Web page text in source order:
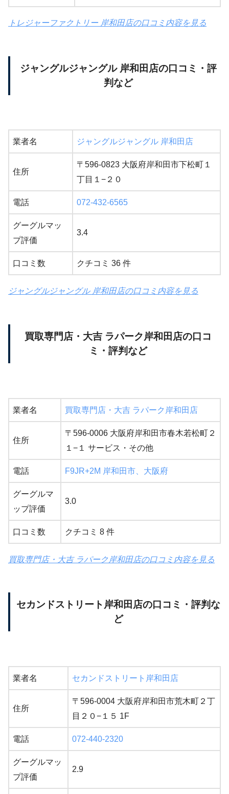
トレジャーファクトリー 岸和田店の口コミ内容を見る
ジャングルジャングル 岸和田店の口コミ・評
判など
業者名 ジャングルジャングル 岸和田店
住所
〒596-0823 大阪府岸和田市下松町１
丁目１−２０
電話 072-432-6565
グーグルマッ
プ評価
3.4
口コミ数 クチコミ 36 件
ジャングルジャングル 岸和田店の口コミ内容を見る
買取専門店・大吉 ラパーク岸和田店の口コ
ミ・評判など
業者名 買取専門店・大吉 ラパーク岸和田店
住所
〒596-0006 大阪府岸和田市春木若松町２
１−１ サービス・その他
電話 F9JR+2M 岸和田市、大阪府
グーグルマ
ップ評価
3.0
口コミ数 クチコミ 8 件
買取専門店・大吉 ラパーク岸和田店の口コミ内容を見る
セカンドストリート岸和田店の口コミ・評判な
ど
業者名 セカンドストリート岸和田店
住所
〒596-0004 大阪府岸和田市荒木町２丁
目２０−１５ 1F
電話 072-440-2320
グーグルマッ
プ評価
2.9